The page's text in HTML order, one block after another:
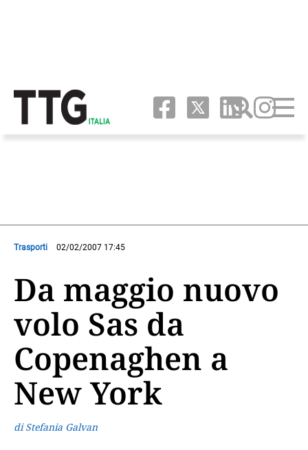
Trasporti 02/02/2007 17:45
Da maggio nuovo
volo Sas da
Copenaghen a
New York
di Stefania Galvan